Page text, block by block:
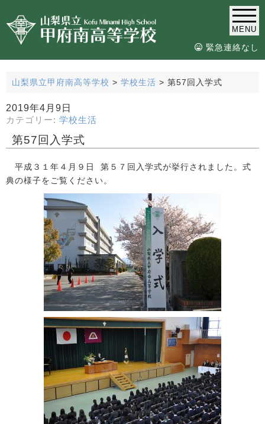
MENU
緊急連絡なし
山梨県立甲府南高等学校 > 学校生活 > 第57回入学式
2019年4月9日
カテゴリー: 学校生活
第57回入学式
平成３１年４月９日 第５７回入学式が挙行されました。式
典の様子をご覧ください。